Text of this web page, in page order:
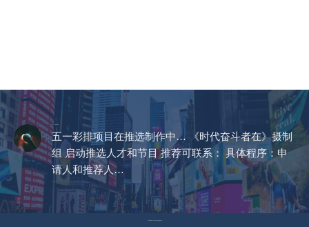
五一彩排项目在推选制作中… 《时代奋斗者在》摄制
组 启动推选人才和节目 推荐可联系： 具体程序：申
请人和推荐人…